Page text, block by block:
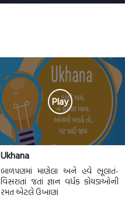
ન રાખશો..ઉડવા દો એને..અવિરત…
3.સામો મળે જો કોઈ તો..અને વાત જો
નીકળે…લોકો કહે…દોસ્ત યે અંદાજ
બહુત સચ્ચા […]
Play
Ukhana
બાળપણમાં માણેલા અને હવે ભૂલાતં-
વિસરાતાં જતાં જ્ઞાન વર્ધક કોયડાઓની
રમત એટલે ઉખાણાં